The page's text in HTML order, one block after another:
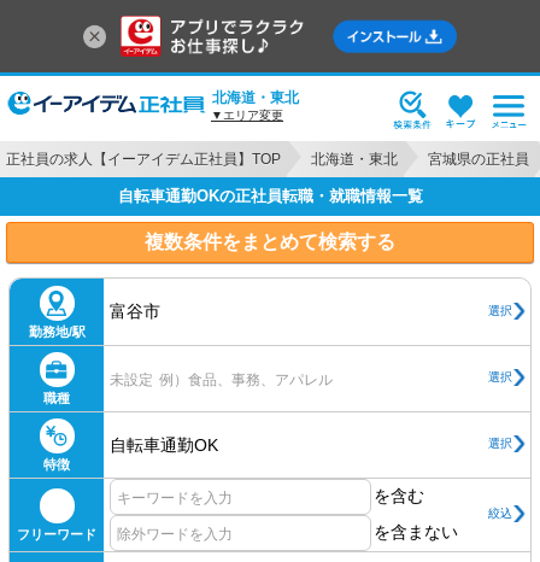
北海道・東北
▼エリア変更
正社員の求人【イーアイデム正社員】TOP 北海道・東北 宮城県の正社員
自転車通勤OKの正社員転職・就職情報一覧
複数条件をまとめて検索する
勤務地/駅
富谷市 選択
職種
未設定 例）食品、事務、アパレル 選択
特徴
自転車通勤OK 選択
フリーワード
を含む
を含まない
絞込